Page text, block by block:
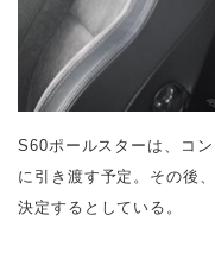
S60ポールスターは、コ
に引き渡す予定。その後
決定するとしている。